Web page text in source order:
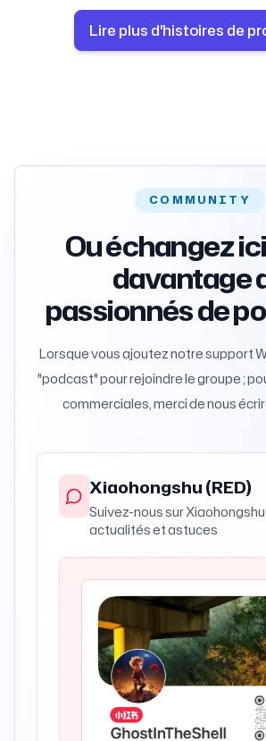
Lire plus d'histoires de
COMMUNITY
Ou échangez
davantage
passionnés de
Lorsque vous ajoutez notre support
"podcast" pour rejoindre le groupe ;
commerciales, merci de nous
Xiaohongshu (RED)
Suivez-nous sur
actualités et astuces